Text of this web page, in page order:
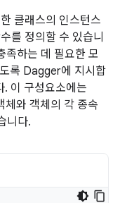
클래스의 인스턴스
를 정의할 수 있습니
족하는 데 필요한 모
록 Dagger에 지시합
. 이 구성요소에는
와 객체의 각 종속
니다.